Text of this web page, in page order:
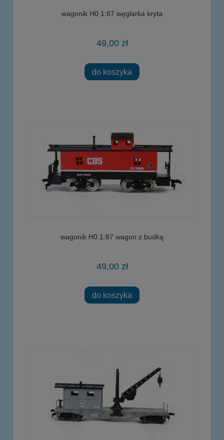
wagonik H0 1:87 węglarka kryta
49,00 zł
do koszyka
wagonik H0 1:87 wagon z budką
49,00 zł
do koszyka